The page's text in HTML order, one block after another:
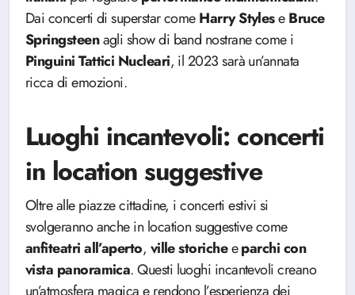
Dai concerti di superstar comeHarryStyleseBruce
Springsteenagli show di band nostrane come i
PinguiniTattici Nucleari, il 2023 sarà un’annata
ricca di emozioni.
Luoghi incantevoli: concerti
in location suggestive
Oltre alle piazze cittadine, i concerti estivi si
svolgeranno anche in location suggestive come
anfiteatri all’aperto, ville storicheeparchi con
vista panoramica. Questi luoghi incantevoli creano